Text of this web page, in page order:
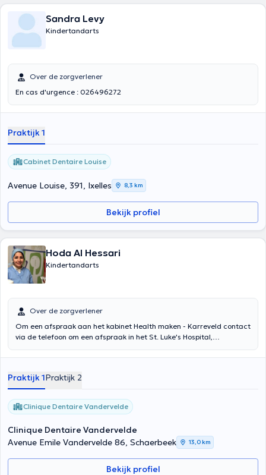
Sandra Levy
Kindertandarts
Over de zorgverlener
En cas d'urgence : 026496272
Praktijk 1
Cabinet Dentaire Louise
Avenue Louise, 391, Ixelles 8,3 km
Bekijk profiel
Hoda Al Hessari
Kindertandarts
Over de zorgverlener
Om een ​​afspraak aan het kabinet Health maken - Karreveld contact
via de telefoon om een ​​afspraak in het St. Luke's Hospital,
Praktijk 1Praktijk 2
Clinique Dentaire Vandervelde
Clinique Dentaire Vandervelde
Avenue Emile Vandervelde 86, Schaerbeek
13,0 km
Bekijk profiel